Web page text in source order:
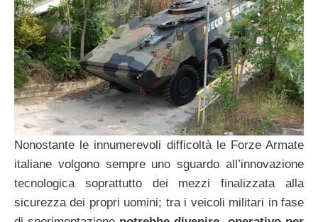
Nonostante le innumerevoli difficoltà le Forze Armate
italiane volgono sempre uno sguardo all’innovazione
tecnologica soprattutto dei mezzi finalizzata alla
sicurezza dei propri uomini; tra i veicoli militari in fase